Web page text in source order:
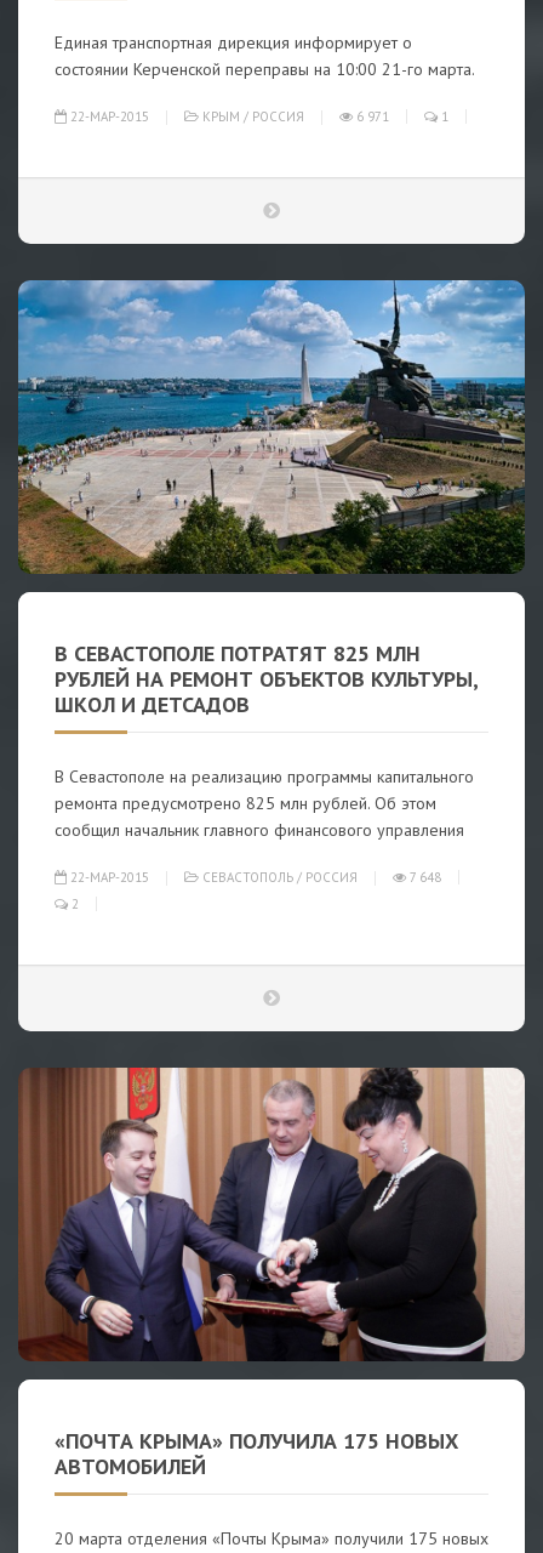
Единая транспортная дирекция информирует о
состоянии Керченской переправы на 10:00 21-го марта.
22-МАР-2015 КРЫМ / РОССИЯ 6 971 1
В СЕВАСТОПОЛЕ ПОТРАТЯТ 825 МЛН
РУБЛЕЙ НА РЕМОНТ ОБЪЕКТОВ КУЛЬТУРЫ,
ШКОЛ И ДЕТСАДОВ
В Севастополе на реализацию программы капитального
ремонта предусмотрено 825 млн рублей. Об этом
сообщил начальник главного финансового управления
22-МАР-2015 СЕВАСТОПОЛЬ / РОССИЯ
7 648
2
«ПОЧТА КРЫМА» ПОЛУЧИЛА 175 НОВЫХ
АВТОМОБИЛЕЙ
20 марта отделения «Почты Крыма» получили 175 новых